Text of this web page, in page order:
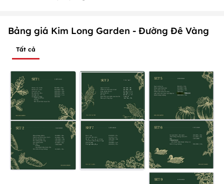
Bảng giá Kim Long Garden - Đường Đê Vàng
Tất cả